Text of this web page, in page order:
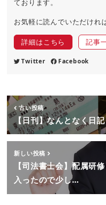
ております。
お気軽に読んでいただけれ
詳細はこちら 記事
Twitter Facebook
古い投稿
【日刊】なんとなく日記
新しい投稿
【司法書士会】配属
入ったので少し…